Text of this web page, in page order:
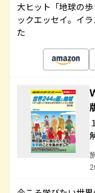
大ヒット「地球の
ックエッセイ。イ
た